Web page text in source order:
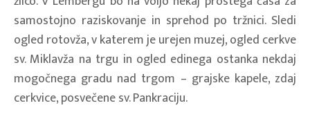
samostojno raziskovanje in sprehod po tržnici. Sledi
ogled rotovža, v katerem je urejen muzej, ogled cerkve
sv. Miklavža na trgu in ogled edinega ostanka nekdaj
mogočnega gradu nad trgom – grajske kapele, zdaj
cerkvice, posvečene sv. Pankraciju.